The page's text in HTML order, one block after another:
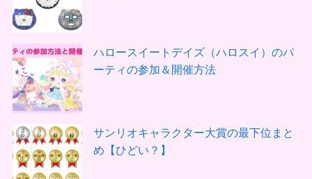
ハロースイートデイズ（ハロスイ）のパ
ーティの参加＆開催方法
サンリオキャラクター大賞の最下位まと
め【ひどい？】